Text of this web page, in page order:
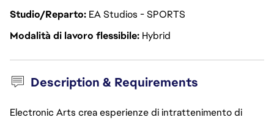
Studio/Reparto EA Studios - SPORTS
Modalità di lavoro flessibile Hybrid
Description & Requirements
Electronic Arts crea esperienze di intrattenimento di